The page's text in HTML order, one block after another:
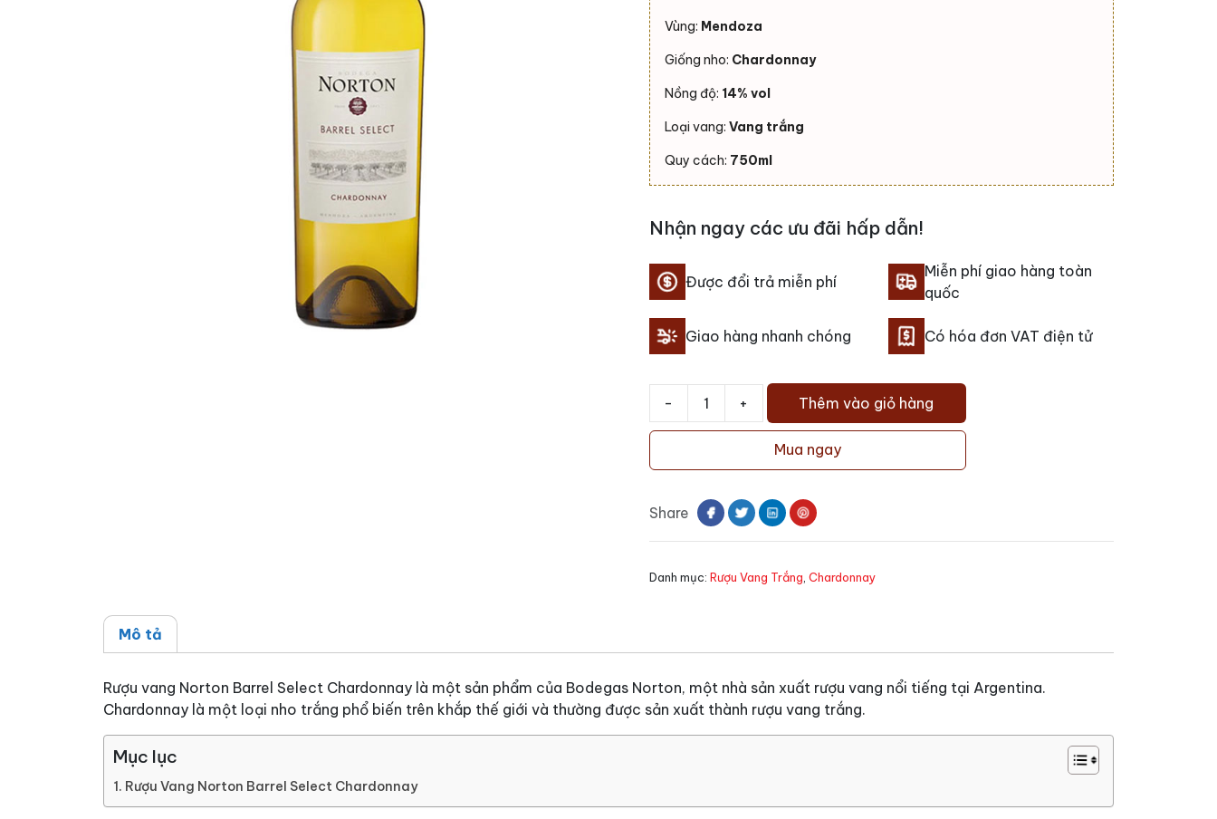
Vùng: Mendoza
Giống nho: Chardonnay
Nồng độ: 14% vol
Loại vang: Vang trắng
Quy cách: 750ml
Nhận ngay các ưu đãi hấp dẫn!
Được đổi trả miễn phí
Miễn phí giao hàng toàn
quốc
Giao hàng nhanh chóng Có hóa đơn VAT điện tử
-
Vang
Chardonnay
số
+ Thêm vào giỏ hàng
Mua ngay
Share
Danh mục: Rượu Vang Trắng Chardonnay
Mô tả
Rượu vang Norton Barrel Select Chardonnay là một sản phẩm của Bodegas Norton, một nhà sản xuất rượu vang nổi tiếng tại Argentina.
Chardonnay là một loại nho trắng phổ biến trên khắp thế giới và thường được sản xuất thành rượu vang trắng.
Mục lục
Rượu Vang Norton Barrel Select Chardonnay